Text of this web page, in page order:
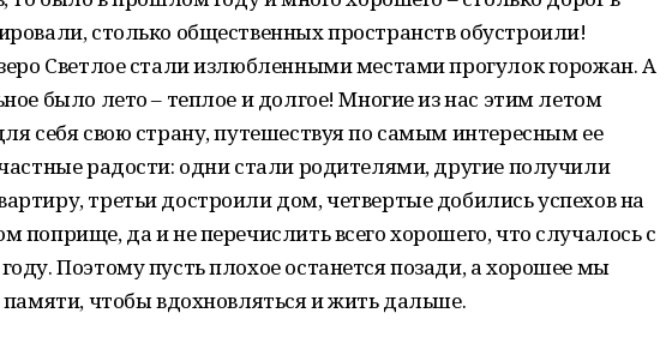
столько общественных пространств обустроили!
Светлое стали излюбленными местами прогулок горожан. А
было лето – теплое и долгое! Многие из нас этим летом
себя свою страну, путешествуя по самым интересным ее
радости: одни стали родителями, другие получили
третьи достроили дом, четвертые добились успехов на
поприще, да и не перечислить всего хорошего, что случалось с
Поэтому пусть плохое останется позади, а хорошее мы
памяти, чтобы вдохновляться и жить дальше.